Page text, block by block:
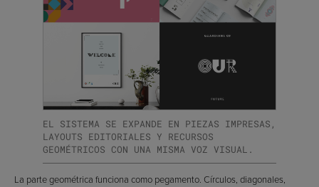
EL SISTEMA SE EXPANDE EN PIEZAS IMPRESAS,
LAYOUTS EDITORIALES Y RECURSOS
GEOMÉTRICOS CON UNA MISMA VOZ VISUAL.
La parte geométrica funciona como pegamento. Círculos, diagonales,